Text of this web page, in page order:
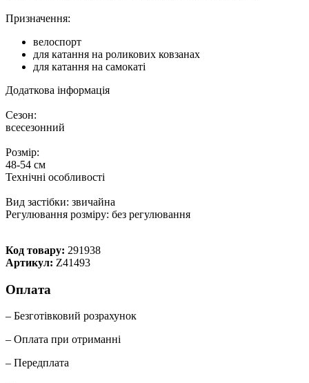
Призначення:
велоспорт
для катання на роликових ковзанах
для катання на самокаті
Додаткова інформація
Сезон:
всесезонний
Розмір:
48-54 см
Технічні особливості
Вид застібки: звичайна
Регулювання розміру: без регулювання
Код товару: 291938
Артикул: Z41493
Оплата
– Безготівковий розрахунок
– Оплата при отриманні
– Передплата